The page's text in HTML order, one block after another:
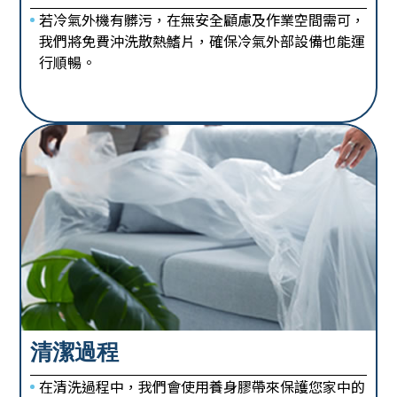
若冷氣外機有髒污，在無安全顧慮及作業空間需可，
我們將免費沖洗散熱鰭片，確保冷氣外部設備也能運
行順暢。
清潔過程
在清洗過程中，我們會使用養身膠帶來保護您家中的